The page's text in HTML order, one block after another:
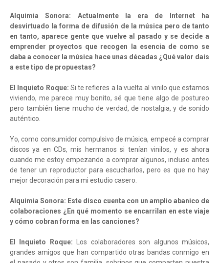
Alquimia Sonora: Actualmente la era de Internet ha
desvirtuado la forma de difusión de la música pero de tanto
en tanto, aparece gente que vuelve al pasado y se decide a
emprender proyectos que recogen la esencia de como se
daba a conocer la música hace unas décadas ¿Qué valor dais
a este tipo de propuestas?
El Inquieto Roque: Si te refieres a la vuelta al vinilo que estamos
viviendo, me parece muy bonito, sé que tiene algo de postureo
pero también tiene mucho de verdad, de nostalgia, y de sonido
auténtico.
Yo, como consumidor compulsivo de música, empecé a comprar
discos ya en CDs, mis hermanos si tenían vinilos, y es ahora
cuando me estoy empezando a comprar algunos, incluso antes
de tener un reproductor para escucharlos, pero es que no hay
mejor decoración para mi estudio casero.
Alquimia Sonora: Este disco cuenta con un amplio abanico de
colaboraciones ¿En qué momento se encarrilan en este viaje
y cómo cobran forma en las canciones?
El Inquieto Roque:
Los colaboradores son algunos músicos,
grandes amigos que han compartido otras bandas conmigo en